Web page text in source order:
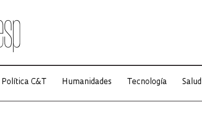
Política C&T Humanidades Tecnología Salud